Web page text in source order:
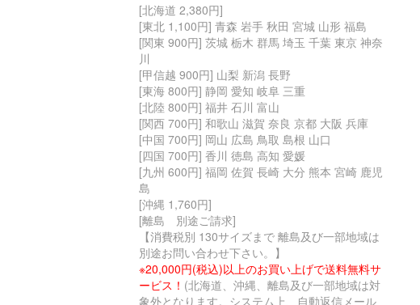
[北海道 2,380円]
[東北 1,100円] 青森 岩手 秋田 宮城 山形 福島
[関東 900円] 茨城 栃木 群馬 埼玉 千葉 東京 神奈
川
[甲信越 900円] 山梨 新潟 長野
[東海 800円] 静岡 愛知 岐阜 三重
[北陸 800円] 福井 石川 富山
[関西 700円] 和歌山 滋賀 奈良 京都 大阪 兵庫
[中国 700円] 岡山 広島 鳥取 島根 山口
[四国 700円] 香川 徳島 高知 愛媛
[九州 600円] 福岡 佐賀 長崎 大分 熊本 宮崎 鹿児
島
[沖縄 1,760円]
[離島 別途ご請求]
【消費税別 130サイズまで 離島及び一部地域は
別途お問い合わせ下さい。】
※20,000円(税込)以上のお買い上げで送料無料サ
ービス！ (北海道、沖縄、離島及び一部地域は対
象外となります。システム上、自動返信メール